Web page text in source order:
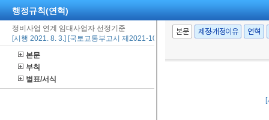
행정규칙(연혁)
정비사업 연계 임대사업자 선정기준
[시행 2021. 8. 3.] [국토교통부고시 제2021-1002호, 2021. 8. 3., 일부개정]
본문
부칙
별표/서식
본문 제정·개정이유 연혁